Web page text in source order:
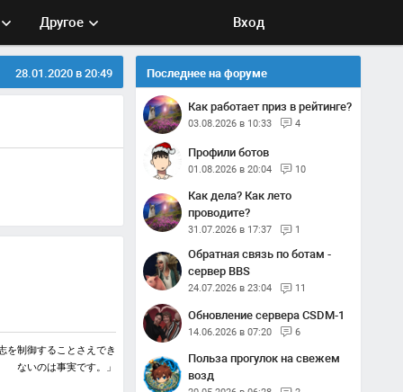
Другое Вход
28.01.2020 в 20:49
を制御することさえでき
ないのは事実です。」
Последнее на форуме
Как работает приз в рейтинге?
03.08.2026 в 10:33 4
Профили ботов
01.08.2026 в 20:04 10
Как дела? Как лето
проводите?
31.07.2026 в 17:37 1
Обратная связь по ботам -
сервер BBS
24.07.2026 в 23:04 11
Обновление сервера CSDM-1
14.06.2026 в 07:20 6
Польза прогулок на свежем
возд